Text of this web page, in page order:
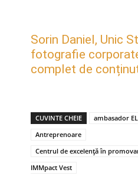
Sorin Daniel, Unic
fotografie
complet de
CUVINTE CHEIE
ambasador
Antreprenoare
Centrul de excelență în
IMMpact Vest